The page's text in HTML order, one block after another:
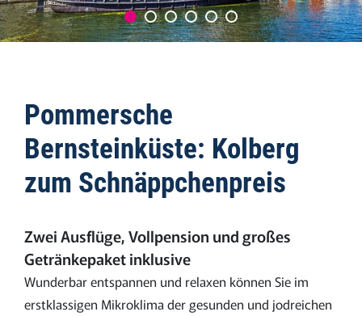
Pommersche
Bernsteinküste: Kolberg
zum ­Schnäppchenpreis
Zwei Ausflüge, Vollpension und großes
Getränkepaket inklusive
Wunderbar entspannen und relaxen können Sie im
erstklassigen Mikroklima der gesunden und jodreichen